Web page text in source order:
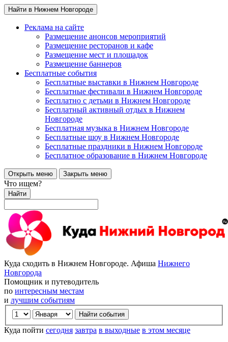
Найти в Нижнем Новгороде
Реклама на сайте
Размещение анонсов мероприятий
Размещение ресторанов и кафе
Размещение мест и площадок
Размещение баннеров
Бесплатные события
Бесплатные выставки в Нижнем Новгороде
Бесплатные фестивали в Нижнем Новгороде
Бесплатно с детьми в Нижнем Новгороде
Бесплатный активный отдых в Нижнем
Новгороде
Бесплатная музыка в Нижнем Новгороде
Бесплатные шоу в Нижнем Новгороде
Бесплатные праздники в Нижнем Новгороде
Бесплатное образование в Нижнем Новгороде
Открыть меню Закрыть меню
Что ищем?
Найти
Куда сходить в Нижнем Новгороде. Афиша Нижнего
Новгорода
Помощник и путеводитель
по интересным местам
и лучшим событиям
Куда пойти сегодня завтра в выходные в этом месяце